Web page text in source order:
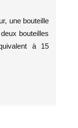
une bouteille
bouteilles
à 15